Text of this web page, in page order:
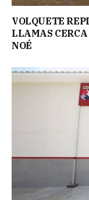
VOLQUETE
LLAMAS
NOÉ